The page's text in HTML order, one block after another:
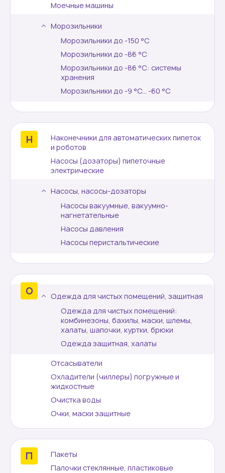
Моечные машины
Морозильники
Морозильники до -150 °С
Морозильники до -86 °C
Морозильники до -86 °C: системы
хранения
Морозильники до -9 °C... -60 °C
Наконечники для автоматических пипеток
и роботов
Насосы (дозаторы) пипеточные
электрические
Насосы, насосы-дозаторы
Насосы вакуумные, вакуумно-
нагнетательные
Насосы давления
Насосы перистальтические
Одежда для чистых помещений, защитная
Одежда для чистых помещений:
комбинезоны, бахилы, маски, шлемы,
халаты, шапочки, куртки, брюки
Одежда защитная, халаты
Отсасыватели
Охладители (чиллеры) погружные и
жидкостные
Очистка воды
Очки, маски защитные
Пакеты
Палочки стеклянные, пластиковые